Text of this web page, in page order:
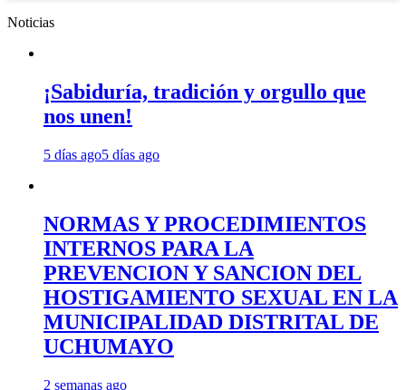
Noticias
¡Sabiduría, tradición y orgullo que
nos unen!
5 días ago5 días ago
NORMAS Y PROCEDIMIENTOS
INTERNOS PARA LA
PREVENCION Y SANCION DEL
HOSTIGAMIENTO SEXUAL EN LA
MUNICIPALIDAD DISTRITAL DE
UCHUMAYO
2 semanas ago